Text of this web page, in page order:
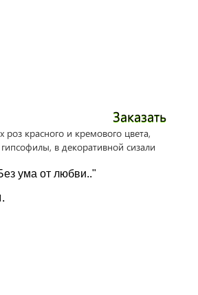
Заказать
ума от любви.."